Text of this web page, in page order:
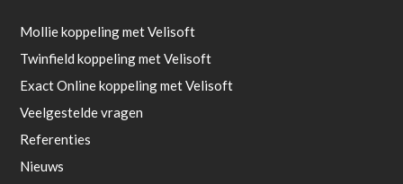
Mollie koppeling met Velisoft
Twinfield koppeling met Velisoft
Exact Online koppeling met Velisoft
Veelgestelde vragen
Referenties
Nieuws